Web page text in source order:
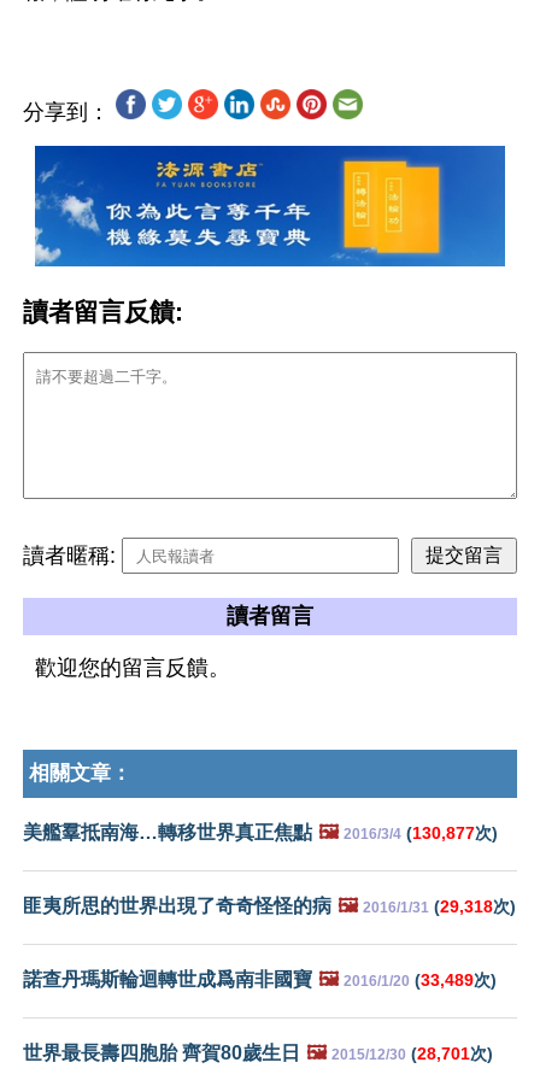
分享到：
讀者留言反饋:
讀者暱稱:
讀者留言
歡迎您的留言反饋。
相關文章：
美艦羣抵南海…轉移世界真正焦點 🖼️ 2016/3/4 (130,877次)
匪夷所思的世界出現了奇奇怪怪的病 🖼️ 2016/1/31 (29,318次)
諾查丹瑪斯輪迴轉世成爲南非國寶 🖼️ 2016/1/20 (33,489次)
世界最長壽四胞胎 齊賀80歲生日 🖼️ 2015/12/30 (28,701次)